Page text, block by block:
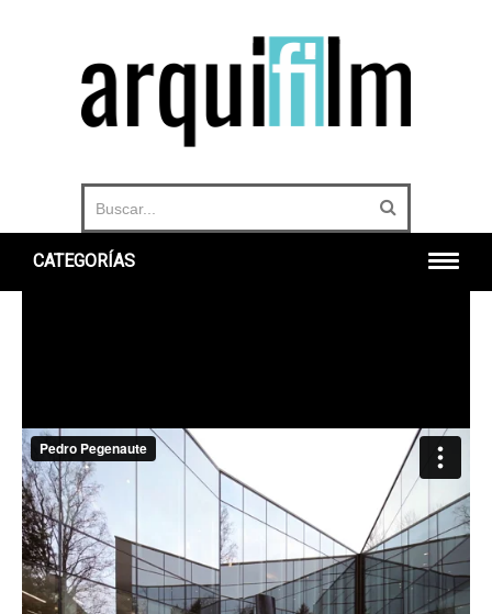
CATEGORÍAS
DOCUMENTALES
360°
OTROS
AUTORES
BLOG